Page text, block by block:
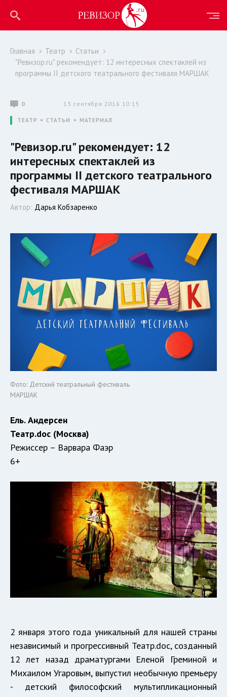
Главная Театр
Статьи
"Ревизор.ru" рекомендует: 12 интересных спектаклей из
программы II детского театрального фестиваля МАРШАК
0 13 сентября 2016 10:15
ТЕАТР СТАТЬИ МАТЕРИАЛ
"Ревизор.ru" рекомендует: 12
интересных спектаклей из
программы II детского театрального
фестиваля МАРШАК
Автор: Дарья Кобзаренко
Фото: Детский театральный фестиваль
МАРШАК
Ель. Андерсен
Театр.doc (Москва)
Режиссер – Варвара Фаэр
6+
2 января этого года уникальный для нашей страны
независимый и прогрессивный Театр.doc, созданный
12 лет назад драматургами Еленой Греминой и
Михаилом Угаровым, выпустил необычную премьеру
- детский философский мультипликационный